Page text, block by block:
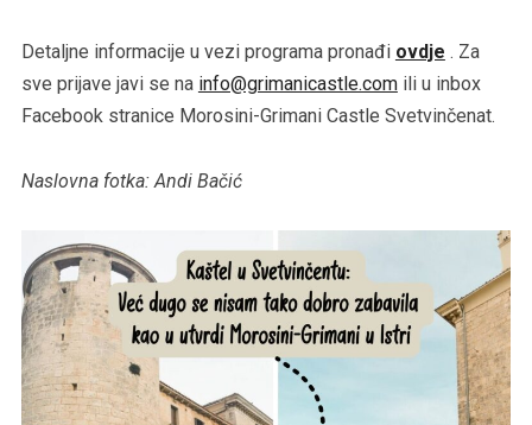
Detaljne informacije u vezi programa pronađi ovdje . Za
sve prijave javi se na info@grimanicastle.comili u inbox
Facebook stranice Morosini-Grimani Castle Svetvinčenat.
Naslovna fotka: Andi Bačić